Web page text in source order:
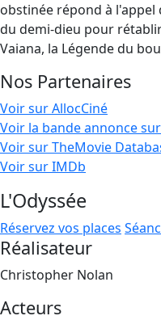
obstinée répond à l'appel
du demi-dieu pour
Vaiana, la Légende du
Nos Partenaires
Voir sur AllocCiné
Voir la bande annonce
Voir sur TheMovie
Voir sur IMDb
L'Odyssée
Réservez vos places
Réalisateur
Christopher Nolan
Acteurs